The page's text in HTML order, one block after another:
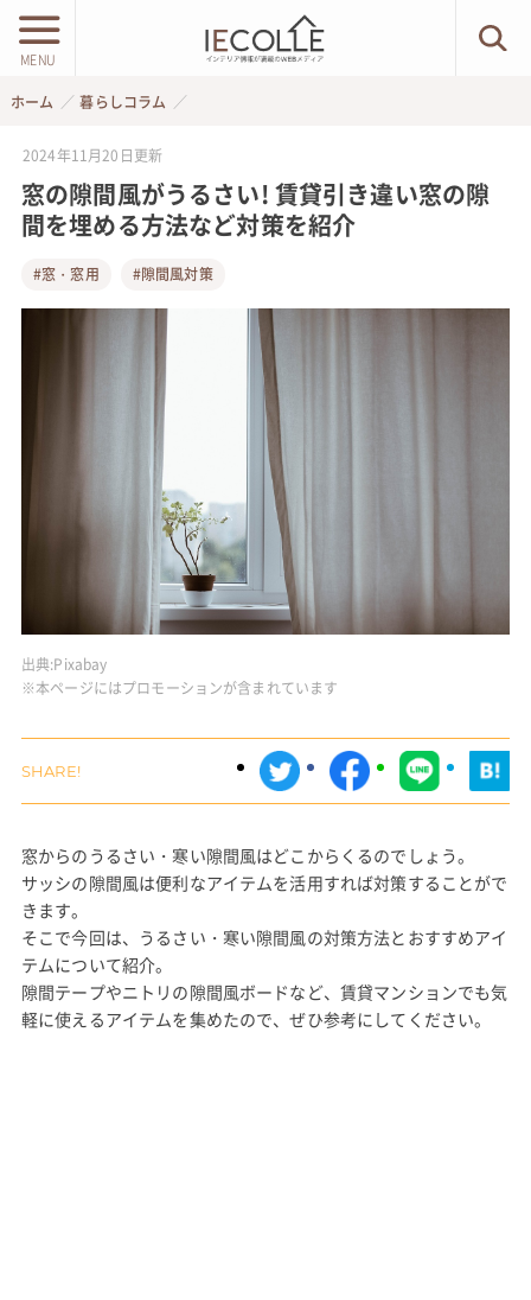
MENU
ホーム 暮らしコラム
2024年11月20日更新
窓の隙間風がうるさい! 賃貸引き違い窓の隙
間を埋める方法など対策を紹介
#窓・窓用 #隙間風対策
出典:Pixabay
※本ページにはプロモーションが含まれています
窓からのうるさい・寒い隙間風はどこからくるのでしょう。
サッシの隙間風は便利なアイテムを活用すれば対策することがで
きます。
そこで今回は、うるさい・寒い隙間風の対策方法とおすすめアイ
テムについて紹介。
隙間テープやニトリの隙間風ボードなど、賃貸マンションでも気
軽に使えるアイテムを集めたので、ぜひ参考にしてください。